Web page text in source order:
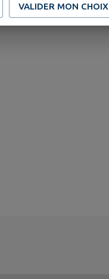
VALIDER MON CHOIX